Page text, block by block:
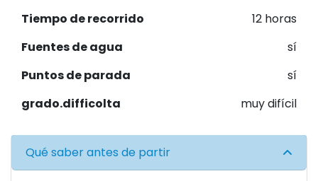
Tiempo de recorrido
12 horas
Fuentes de agua
sí
Puntos de parada
sí
grado.difficolta
muy difícil
Qué saber antes de partir